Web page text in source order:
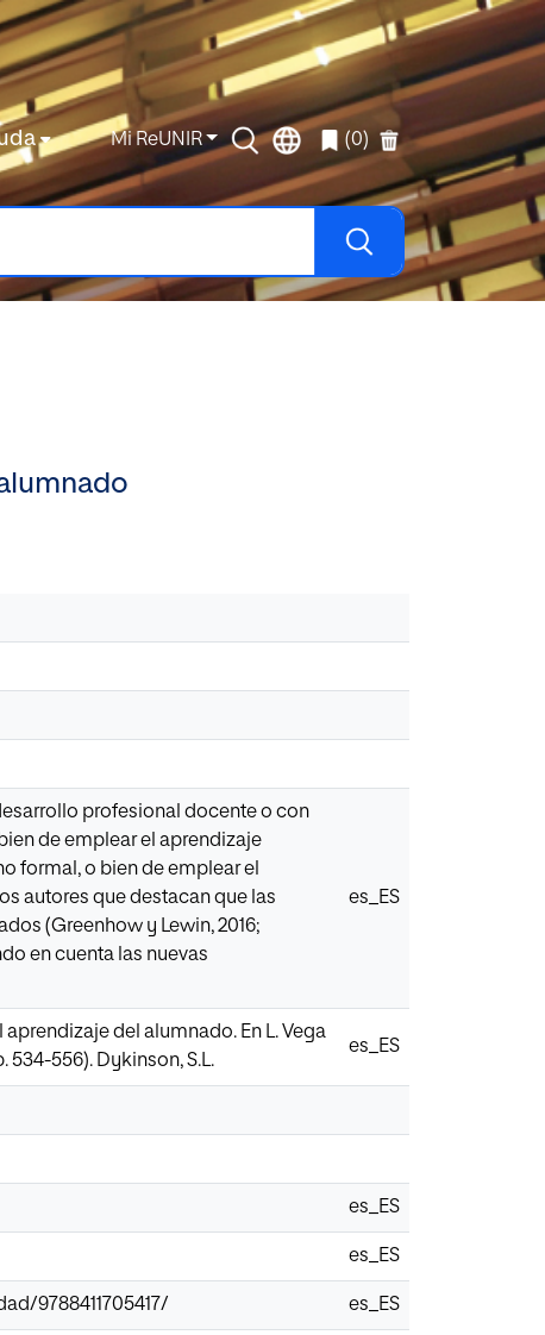
Mi ReUNIR (0)
profesional docente o con
de emplear el aprendizaje
formal, o bien de emplear el
autores que destacan que las
(Greenhow y Lewin, 2016;
en cuenta las nuevas
es_ES
del alumnado. En L. Vega
556). Dykinson, S.L.
es_ES
es_ES
es_ES
9788411705417/ es_ES